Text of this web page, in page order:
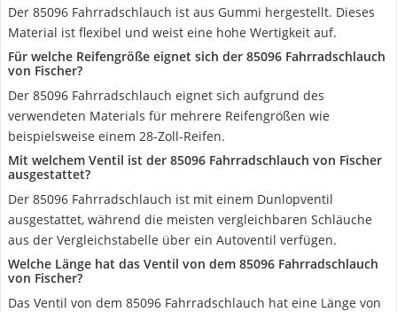
Der 85096 Fahrradschlauch ist aus Gummi hergestellt. Dieses
Material ist flexibel und weist eine hohe Wertigkeit auf.
Für welche Reifengröße eignet sich der 85096 Fahrradschlauch
von Fischer?
Der 85096 Fahrradschlauch eignet sich aufgrund des
verwendeten Materials für mehrere Reifengrößen wie
beispielsweise einem 28-Zoll-Reifen.
Mit welchem Ventil ist der 85096 Fahrradschlauch von Fischer
ausgestattet?
Der 85096 Fahrradschlauch ist mit einem Dunlopventil
ausgestattet, während die meisten vergleichbaren Schläuche
aus der Vergleichstabelle über ein Autoventil verfügen.
Welche Länge hat das Ventil von dem 85096 Fahrradschlauch
von Fischer?
Das Ventil von dem 85096 Fahrradschlauch hat eine Länge von